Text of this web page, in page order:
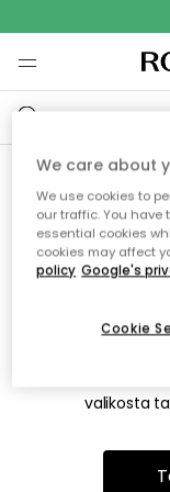
Emme
Tämä voi johtua
on siirretty
valikosta
We care about
We use cookies to
our traffic. You
essential cookies
cookies may affect
policy Google's
Cookie